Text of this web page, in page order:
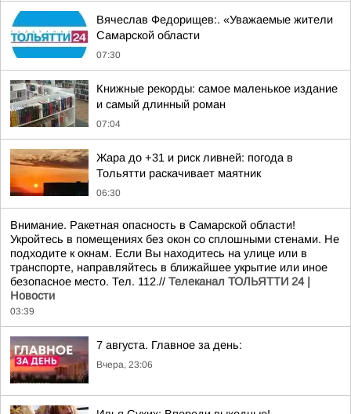
Вячеслав Федорищев:. «Уважаемые жители
Самарской области
07:30
Книжные рекорды: самое маленькое издание
и самый длинный роман
07:04
Жара до +31 и риск ливней: погода в
Тольятти раскачивает маятник
06:30
Внимание. Ракетная опасность в Самарской области!
Укройтесь в помещениях без окон со сплошными стенами. Не
подходите к окнам. Если Вы находитесь на улице или в
транспорте, направляйтесь в ближайшее укрытие или иное
безопасное место. Тел. 112.// Телеканал ТОЛЬЯТТИ 24 |
Новости
03:39
7 августа. Главное за день:
Вчера, 23:06